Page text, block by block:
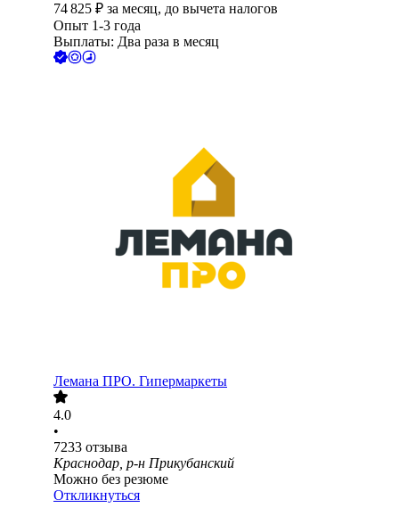
74 825 ₽ за месяц, до вычета налогов
Опыт 1-3 года
Выплаты: Два раза в месяц
Лемана ПРО. Гипермаркеты
4.0
•
7233 отзыва
Краснодар, р-н Прикубанский
Можно без резюме
Откликнуться